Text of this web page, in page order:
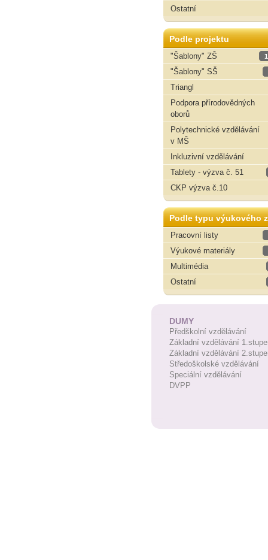
Ostatní
Podle projektu
"Šablony" ZŠ
"Šablony" SŠ
Triangl
Podpora přírodovědných
oborů
Polytechnické vzdělávání
v MŠ
Inkluzivní vzdělávání
Tablety - výzva č. 51
CKP výzva č.10
Podle typu výukového
Pracovní listy
Výukové materiály
Multimédia
Ostatní
DUMY
Předškolní vzdělávání
Základní vzdělávání
Základní vzdělávání
Středoškolské vzdělávání
Speciální vzdělávání
DVPP